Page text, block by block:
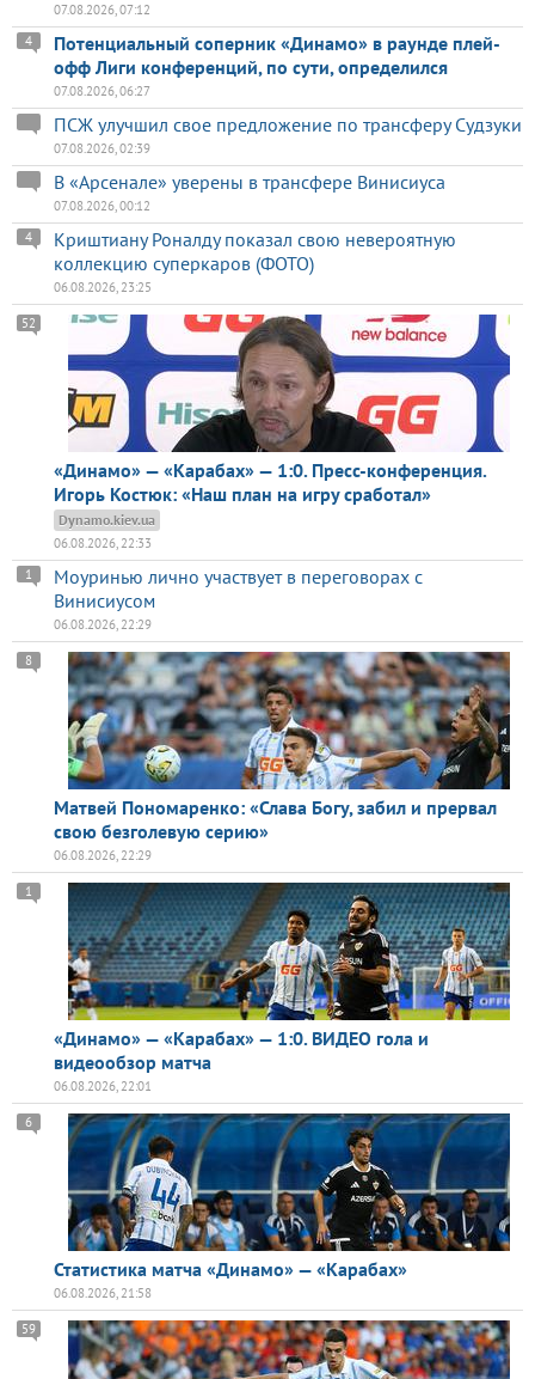
07.08.2026, 07:12
Потенциальный соперник «Динамо» в раунде плей-
офф Лиги конференций, по сути, определился
4
07.08.2026, 06:27
ПСЖ улучшил свое предложение по трансферу Судзуки
07.08.2026, 02:39
В «Арсенале» уверены в трансфере Винисиуса
07.08.2026, 00:12
Криштиану Роналду показал свою невероятную
коллекцию суперкаров (ФОТО)
4
06.08.2026, 23:25
«Динамо» — «Карабах» — 1:0. Пресс-конференция.
Игорь Костюк: «Наш план на игру сработал»
52
Dynamo.kiev.ua
06.08.2026, 22:33
Моуринью лично участвует в переговорах с
Винисиусом
1
06.08.2026, 22:29
Матвей Пономаренко: «Слава Богу, забил и прервал
свою безголевую серию»
8
06.08.2026, 22:29
«Динамо» — «Карабах» — 1:0. ВИДЕО гола и
видеообзор матча
1
06.08.2026, 22:01
Статистика матча «Динамо» — «Карабах»
6
06.08.2026, 21:58
59